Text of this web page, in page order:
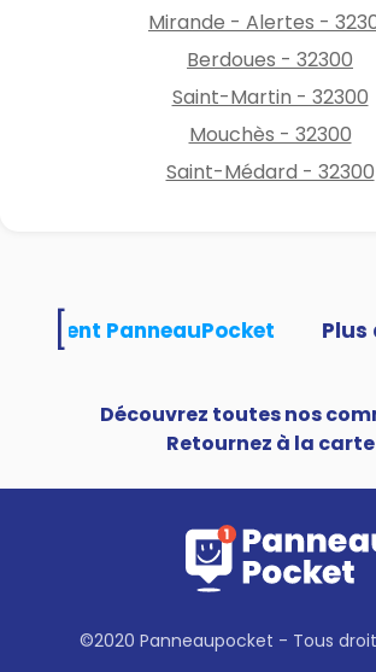
Mirande - Alertes -
Berdoues - 32300
Saint-Martin - 32300
Mouchès - 32300
Saint-Médard - 32300
PanneauPocket
Découvrez toutes nos
Retournez à la carte
©2020 Panneaupocket - Tous